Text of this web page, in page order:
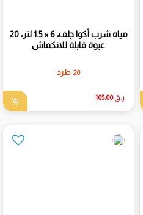
مياه شرب أكوا جلف، 6 × 1.5 لتر، 20
عبوة قابلة للانكماش
20 طرد
ر.ق105.00